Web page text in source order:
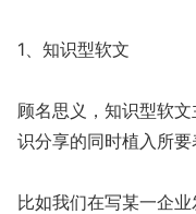
1、知识型软文
顾名思义，知识型软
识分享的同时植入所要
比如我们在写某一企